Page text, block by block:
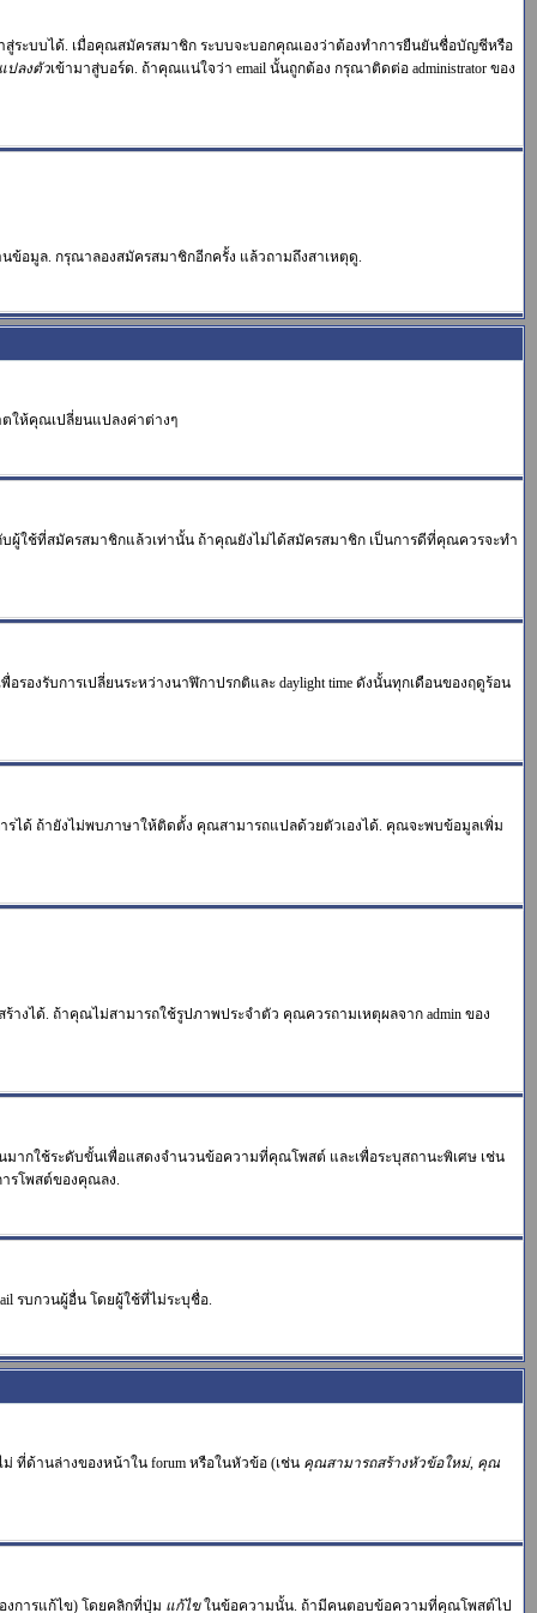
สู่ระบบได้. เมื่อคุณสมัครสมาชิก ระบบจะบอกคุณเองว่าต้องทำการยืนยันชื่อบัญชีหรือ
ปลงตัวเข้ามาสู่บอร์ด. ถ้าคุณแน่ใจว่า email นั้นถูกต้อง กรุณาติดต่อ administrator ของ
ข้อมูล. กรุณาลองสมัครสมาชิกอีกครั้ง แล้วถามถึงสาเหตุดู.
ให้คุณเปลี่ยนแปลงค่าต่างๆ
บผู้ใช้ที่สมัครสมาชิกแล้วเท่านั้น ถ้าคุณยังไม่ได้สมัครสมาชิก เป็นการดีที่คุณควรจะทำ
อรองรับการเปลี่ยนระหว่างนาฬิกาปรกติและ daylight time ดังนั้นทุกเดือนของฤดูร้อน
รได้ ถ้ายังไม่พบภาษาให้ติดตั้ง คุณสามารถแปลด้วยตัวเองได้. คุณจะพบข้อมูลเพิ่ม
งได้. ถ้าคุณไม่สามารถใช้รูปภาพประจำตัว คุณควรถามเหตุผลจาก admin ของ
กใช้ระดับขั้นเพื่อแสดงจำนวนข้อความที่คุณโพสต์ และเพื่อระบุสถานะพิเศษ เช่น
ารโพสต์ของคุณลง.
รบกวนผู้อื่น โดยผู้ใช้ที่ไม่ระบุชื่อ.
ที่ด้านล่างของหน้าใน forum หรือในหัวข้อ (เช่น คุณสามารถสร้างหัวข้อใหม่, คุณ
งการแก้ไข) โดยคลิกที่ปุ่ม แก้ไขในข้อความนั้น. ถ้ามีคนตอบข้อความที่คุณโพสต์ไป